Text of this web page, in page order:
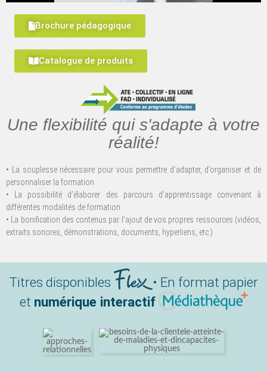
Brochure pédagogique
Catalogue de produits
Une flexibilité qui s'adapte à votre
réalité!
• La souplesse nécessaire pour vous permettre d’adapter, d’organiser et de
personnaliser la formation
• La possibilité d’élaborer des parcours d’apprentissage convenant à
différentes modalités de formation
• La bonification des contenus par l’ajout de vos propres ressources (vidéos,
extraits sonores, démonstrations, documents, hyperliens, etc.)
Titres disponibles
• En format papier
et numérique interactif